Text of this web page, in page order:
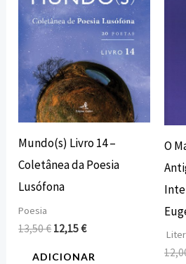
Mundo(s) Livro 14 –
Coletânea da Poesia
Lusófona
Poesia
13,50€ 12,15€
ADICIONAR
O